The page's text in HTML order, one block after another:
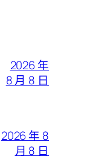
2026 年
8 月 8 日
2026 年 8
月 8 日